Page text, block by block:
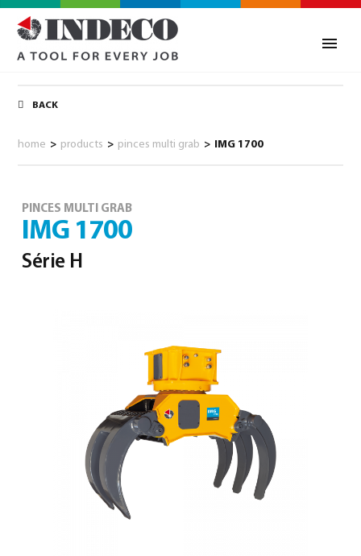
BACK
home > products > pinces multi grab > IMG 1700
PINCES MULTI GRAB
IMG 1700
Série H